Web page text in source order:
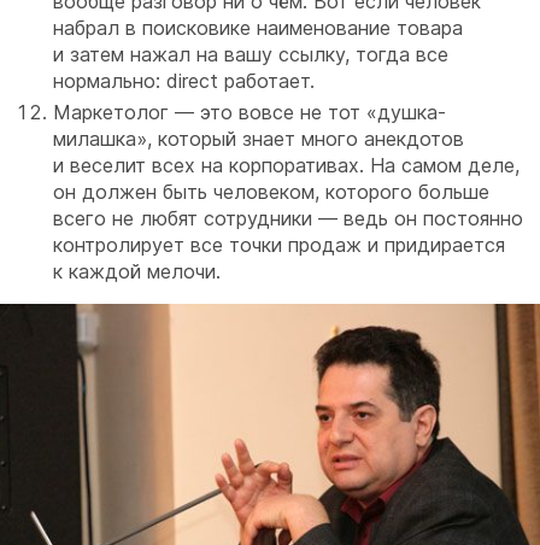
набрал в поисковике наименование товара
и затем нажал на вашу ссылку, тогда все
нормально: direct работает.
Маркетолог — это вовсе не тот «душка-
милашка», который знает много анекдотов
и веселит всех на корпоративах. На самом деле,
он должен быть человеком, которого больше
всего не любят сотрудники — ведь он постоянно
контролирует все точки продаж и придирается
к каждой мелочи.